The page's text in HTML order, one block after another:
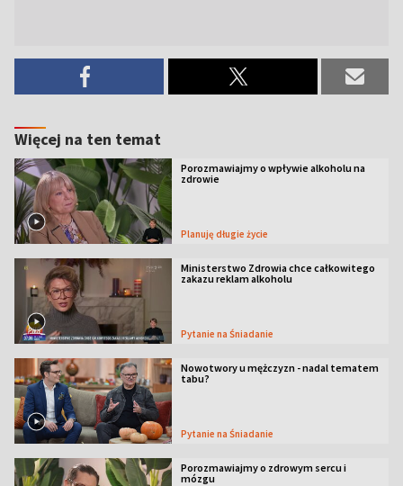
Więcej na ten temat
Porozmawiajmy o wpływie alkoholu na
zdrowie
Planuję długie życie
Ministerstwo Zdrowia chce całkowitego
zakazu reklam alkoholu
Pytanie na Śniadanie
Nowotwory u mężczyzn - nadal tematem
tabu?
Pytanie na Śniadanie
Porozmawiajmy o zdrowym sercu i
mózgu